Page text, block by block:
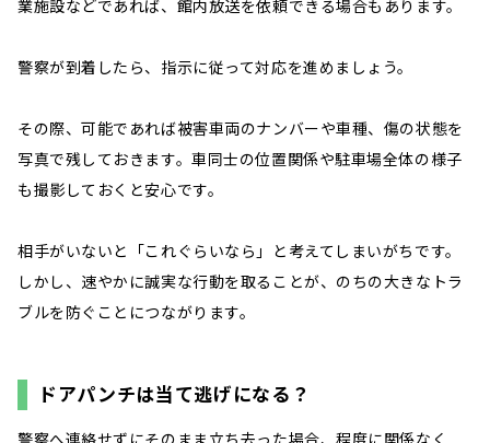
業施設などであれば、館内放送を依頼できる場合もあります。
警察が到着したら、指示に従って対応を進めましょう。
その際、可能であれば被害車両のナンバーや車種、傷の状態を
写真で残しておきます。車同士の位置関係や駐車場全体の様子
も撮影しておくと安心です。
相手がいないと「これぐらいなら」と考えてしまいがちです。
しかし、速やかに誠実な行動を取ることが、のちの大きなトラ
ブルを防ぐことにつながります。
ドアパンチは当て逃げになる？
警察へ連絡せずにそのまま立ち去った場合、程度に関係なく